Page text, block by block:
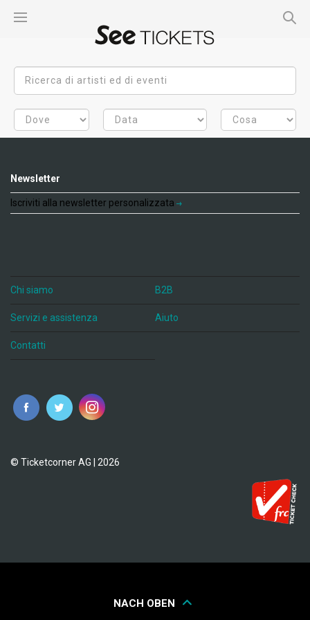
Newsletter
Iscriviti alla newsletter personalizzata
Chi siamo B2B
Servizi e assistenza Aiuto
Contatti
© Ticketcorner AG | 2026
NACH OBEN